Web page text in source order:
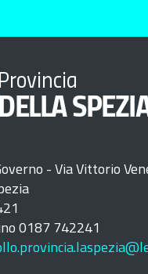
Provincia
DELLA
- Via Vittorio
0187 742241